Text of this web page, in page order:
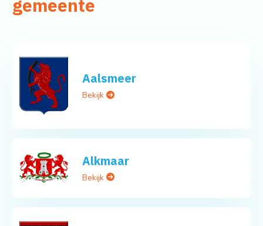
gemeente
Aalsmeer
Bekijk
Alkmaar
Bekijk